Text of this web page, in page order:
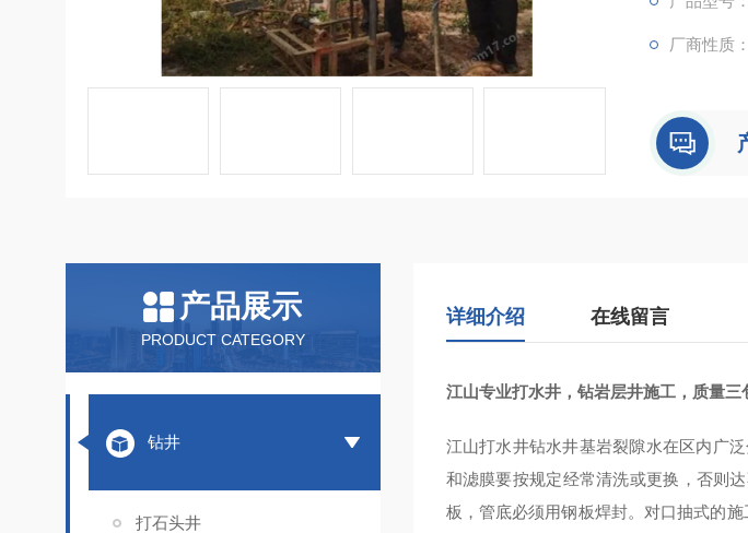
厂商性质
产品展示
PRODUCT CATEGORY
钻井
打石头井
详细介绍 在线留言
江山专业打水井，钻岩层井施工，质量三
江山打水井钻水井基岩裂隙水在区内广
和滤膜要按规定经常清洗或更换，否则
板，管底必须用钢板焊封。对口抽式的